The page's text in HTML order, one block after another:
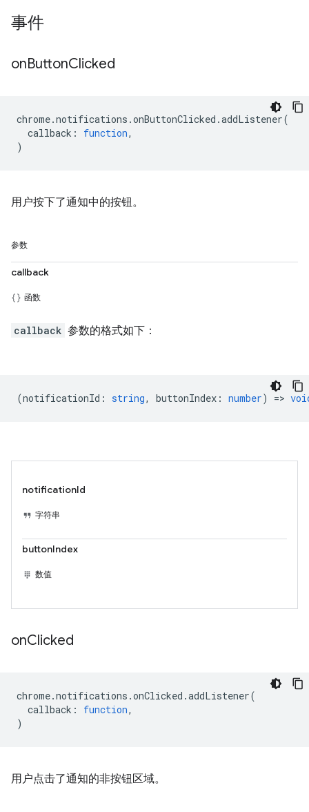
事件
onButtonClicked
chrome.notifications .onButtonClicked .addListener(
callback : function,
)
用户按下了通知中的按钮。
参数
callback
函数
callback 参数的格式如下：
(notificationId : string, buttonIndex : number) =>
notificationId
字符串
buttonIndex
数值
onClicked
chrome.notifications .onClicked .addListener(
callback : function,
)
用户点击了通知的非按钮区域。